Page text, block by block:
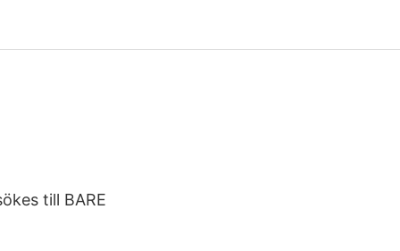
till BARE